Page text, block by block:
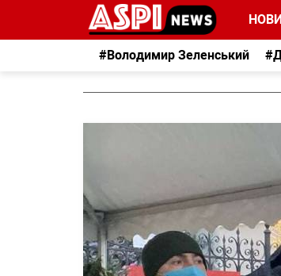
#Володимир Зеленський